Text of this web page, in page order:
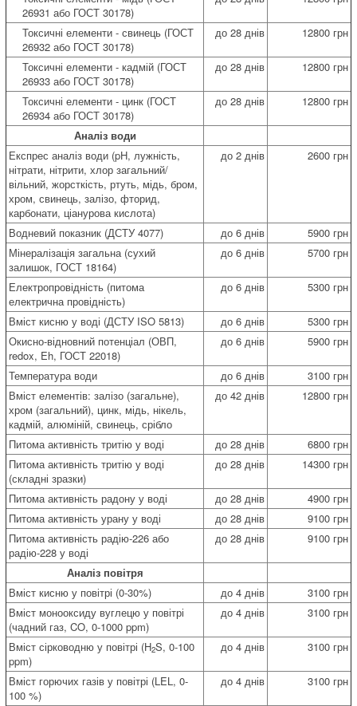
26931 або ГОСТ 30178)
Токсичні елементи - свинець (ГОСТ
26932 або ГОСТ 30178)
до 28 днів 12800 грн
Токсичні елементи - кадмій (ГОСТ
26933 або ГОСТ 30178)
до 28 днів 12800 грн
Токсичні елементи - цинк (ГОСТ
26934 або ГОСТ 30178)
до 28 днів 12800 грн
Аналіз води
Експрес аналіз води (pH, лужність,
нітрати, нітрити, хлор загальний/
вільний, жорсткість, ртуть, мідь, бром,
хром, свинець, залізо, фторид,
карбонати, ціанурова кислота)
до 2 днів 2600 грн
Водневий показник (ДСТУ 4077) до 6 днів
5900 грн
Мінералізація загальна (сухий
залишок, ГОСТ 18164)
до 6 днів 5700 грн
Електропровідність (питома
електрична провідність)
до 6 днів 5300 грн
Вміст кисню у воді (ДСТУ ISO 5813) до 6 днів
5300 грн
Окисно-відновний потенціал (ОВП,
redox, Eh, ГОСТ 22018)
до 6 днів 5900 грн
Температура води до 6 днів
3100 грн
Вміст елементів: залізо (загальне),
хром (загальний), цинк, мідь, нікель,
кадмій, алюміній, свинець, срібло
до 42 днів 12800 грн
Питома активність тритію у воді до 28 днів
6800 грн
Питома активність тритію у воді
(складні зразки)
до 28 днів 14300 грн
Питома активність радону у воді до 28 днів
4900 грн
Питома активність урану у воді
до 28 днів
9100 грн
Питома активність радію-226 або
радію-228 у воді
до 28 днів 9100 грн
Аналіз повітря
Вміст кисню у повітрі (0-30%)
до 4 днів
3100 грн
Вміст монооксиду вуглецю у повітрі
(чадний газ, CO, 0-1000 ppm)
до 4 днів 3100 грн
Вміст сірководню у повітрі (H2S, 0-100
ppm)
до 4 днів 3100 грн
Вміст горючих газів у повітрі (LEL, 0-
100 %)
до 4 днів 3100 грн